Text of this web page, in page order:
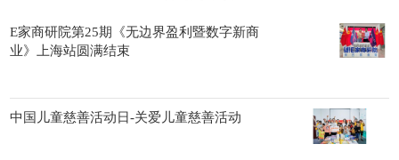
E家商研院第25期《无边界盈利暨数字新商
业》上海站圆满结束
中国儿童慈善活动日-关爱儿童慈善活动